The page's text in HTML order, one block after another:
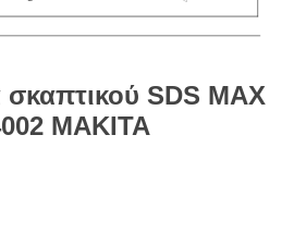
σκαπτικού SDS MAX
MAKITA